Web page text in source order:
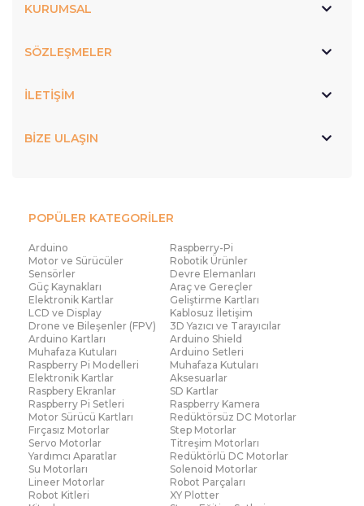
KURUMSAL
SÖZLEŞMELER
İLETİŞİM
BİZE ULAŞIN
POPÜLER KATEGORİLER
Arduino
Raspberry-Pi
Motor ve Sürücüler
Robotik Ürünler
Sensörler
Devre Elemanları
Güç Kaynakları
Araç ve Gereçler
Elektronik Kartlar
Geliştirme Kartları
LCD ve Display
Kablosuz İletişim
Drone ve Bileşenler (FPV)
3D Yazıcı ve Tarayıcılar
Arduino Kartları
Arduino Shield
Muhafaza Kutuları
Arduino Setleri
Raspberry Pi Modelleri
Muhafaza Kutuları
Elektronik Kartlar
Aksesuarlar
Raspbery Ekranlar
SD Kartlar
Raspberry Pi Setleri
Raspberry Kamera
Motor Sürücü Kartları
Redüktörsüz DC Motorlar
Fırçasız Motorlar
Step Motorlar
Servo Motorlar
Titreşim Motorları
Yardımcı Aparatlar
Redüktörlü DC Motorlar
Su Motorları
Solenoid Motorlar
Lineer Motorlar
Robot Parçaları
Robot Kitleri
XY Plotter